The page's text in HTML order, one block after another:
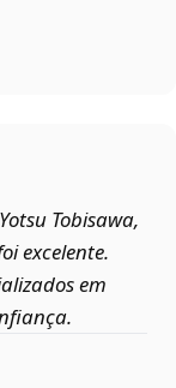
Tobisawa,
excelente.
em